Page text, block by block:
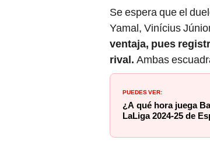
Se espera que el
Yamal, Vinícius
ventaja, pues
rival. Ambas
PUEDES VER:
¿A qué hora juega
LaLiga 2024-25 de